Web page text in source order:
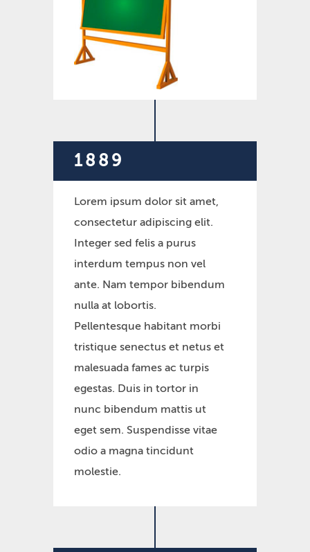
1889
Lorem ipsum dolor sit amet,
consectetur adipiscing elit.
Integer sed felis a purus
interdum tempus non vel
ante. Nam tempor bibendum
nulla at lobortis.
Pellentesque habitant morbi
tristique senectus et netus et
malesuada fames ac turpis
egestas. Duis in tortor in
nunc bibendum mattis ut
eget sem. Suspendisse vitae
odio a magna tincidunt
molestie.